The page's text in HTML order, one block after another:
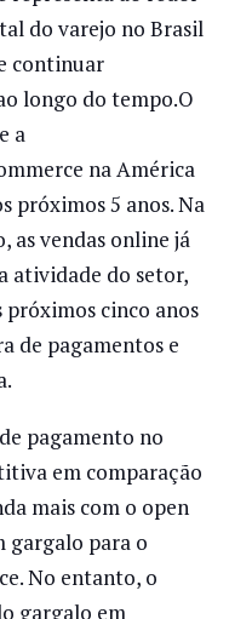
do varejo no Brasil
continuar
longo do tempo.O
a
na América
próximos 5 anos. Na
as vendas online já
atividade do setor,
próximos cinco anos
de pagamentos e
pagamento no
em comparação
mais com o open
gargalo para o
No entanto, o
gargalo em